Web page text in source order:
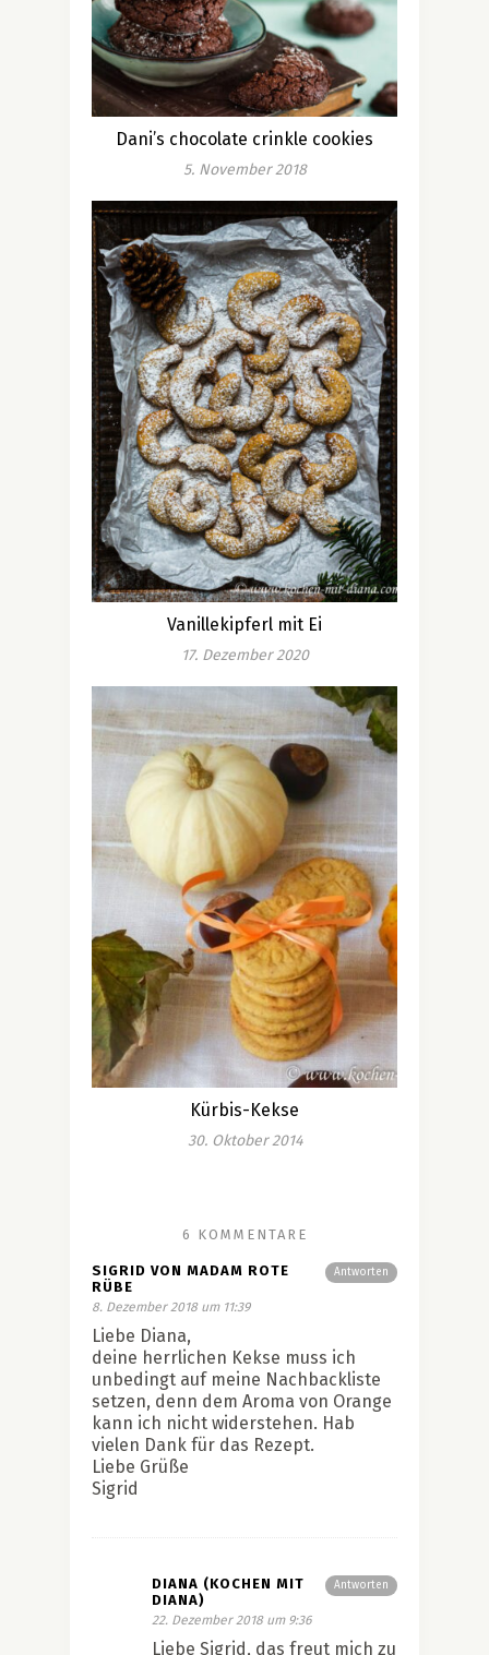
Dani’s chocolate crinkle cookies
5. November 2018
Vanillekipferl mit Ei
17. Dezember 2020
Kürbis-Kekse
30. Oktober 2014
6 KOMMENTARE
Antworten
SIGRID VON MADAM ROTE
RÜBE
8. Dezember 2018 um 11:39
Liebe Diana,
deine herrlichen Kekse muss ich
unbedingt auf meine Nachbackliste
setzen, denn dem Aroma von Orange
kann ich nicht widerstehen. Hab
vielen Dank für das Rezept.
Liebe Grüße
Sigrid
Antworten
DIANA (KOCHEN MIT
DIANA)
22. Dezember 2018 um 9:36
Liebe Sigrid, das freut mich zu